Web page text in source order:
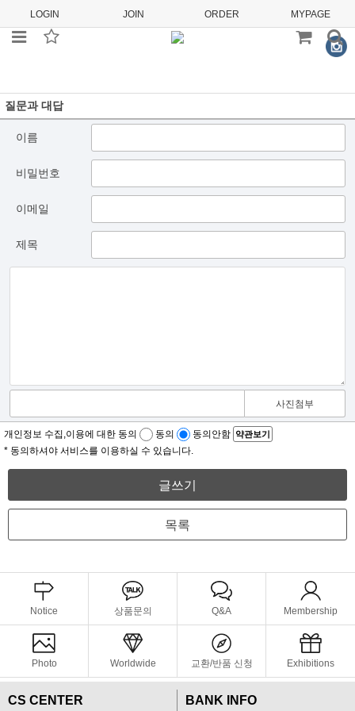
LOGIN JOIN ORDER MYPAGE
질문과 대답
이름
비밀번호
이메일
제목
사진첨부
개인정보 수집,이용에 대한 동의 동의 동의안함 약관보기
* 동의하셔야 서비스를 이용하실 수 있습니다.
글쓰기
목록
Notice 상품문의 Q&A Membership
Photo Worldwide 교환/반품 신청 Exhibitions
CS CENTER BANK INFO